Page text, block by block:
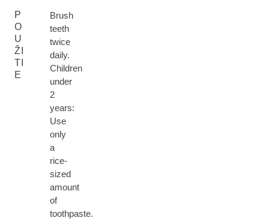
P
O
U
ŽI
TI
E
Brush
teeth
twice
daily.
Children
under
2
years:
Use
only
a
rice-
sized
amount
of
toothpaste.